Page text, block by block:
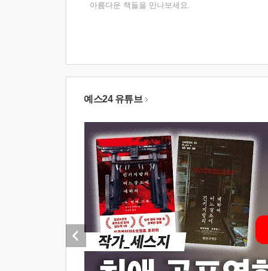
아름다운 책들을 만나보세요.
예스24 유튜브